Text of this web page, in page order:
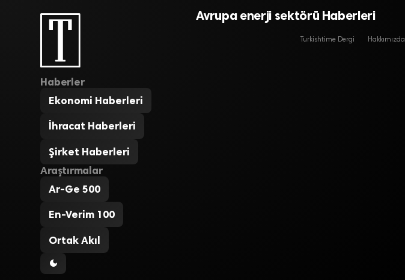
Haberler
Ekonomi Haberleri
İhracat Haberleri
Şirket Haberleri
Araştırmalar
Ar-Ge 500
En-Verim 100
Ortak Akıl
Avrupa enerji sektörü Haberleri
Turkishtime Dergi Hakkımızda